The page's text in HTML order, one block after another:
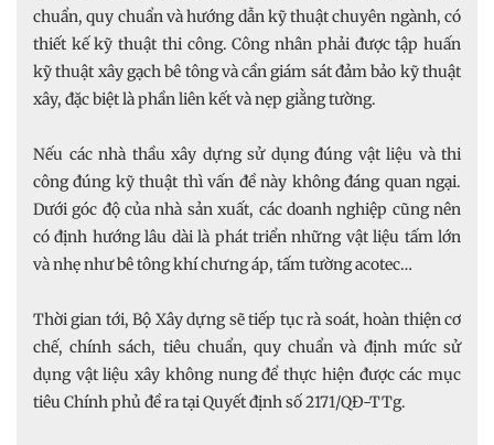
chuẩn, quy chuẩn và hướng dẫn kỹ thuật chuyên ngành, có
thiết kế kỹ thuật thi công. Công nhân phải được tập huấn
kỹ thuật xây gạch bê tông và cần giám sát đảm bảo kỹ thuật
xây, đặc biệt là phần liên kết và nẹp giằng tường.
Nếu các nhà thầu xây dựng sử dụng đúng vật liệu và thi
công đúng kỹ thuật thì vấn đề này không đáng quan ngại.
Dưới góc độ của nhà sản xuất, các doanh nghiệp cũng nên
có định hướng lâu dài là phát triển những vật liệu tấm lớn
và nhẹ như bê tông khí chưng áp, tấm tường acotec…
Thời gian tới, Bộ Xây dựng sẽ tiếp tục rà soát, hoàn thiện cơ
chế, chính sách, tiêu chuẩn, quy chuẩn và định mức sử
dụng vật liệu xây không nung để thực hiện được các mục
tiêu Chính phủ đề ra tại Quyết định số 2171/QĐ-TTg.